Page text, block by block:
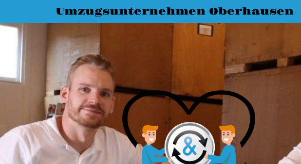
Umzugsunternehmen Oberhausen